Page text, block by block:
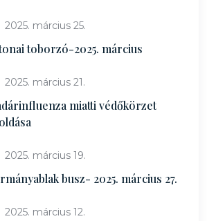
2025. március 25.
toborzó-2025. március
2025. március 21.
miatti védőkörzet
2025. március 19.
busz- 2025. március 27.
2025. március 12.